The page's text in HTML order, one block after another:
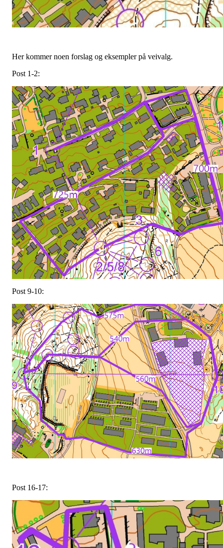
Her kommer noen forslag og eksempler på veivalg.
Post 1-2:
Post 9-10:
Post 16-17: